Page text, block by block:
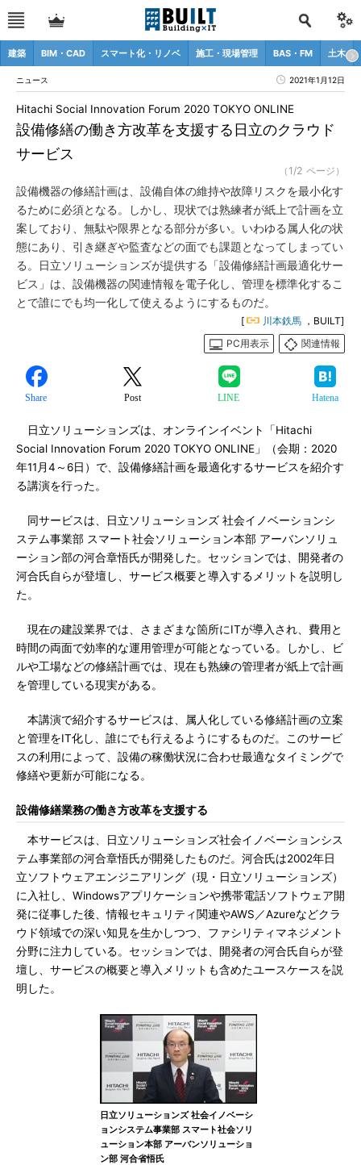
建築 BIM・CAD スマート化・リノベ 施工・現場管理 BAS・FM 土木
ニュース 2021年1月12日
設備修繕の働き方改革を支援する日立のクラウド
サービス
Hitachi Social Innovation Forum 2020 TOKYO ONLINE
（1/2 ページ）
設備機器の修繕計画は、設備自体の維持や故障リスクを最小化す
るために必須となる。しかし、現状では熟練者が紙上で計画を立
案しており、無駄や限界となる部分が多い。いわゆる属人化の状
態にあり、引き継ぎや監査などの面でも課題となってしまってい
る。日立ソリューションズが提供する「設備修繕計画最適化サー
ビス」は、設備機器の関連情報を電子化し、管理を標準化するこ
とで誰にでも均一化して使えるようにするものだ。
[ 川本鉄馬 ，BUILT]
PC用表示
関連情報
Share Post LINE Hatena
日立ソリューションズは、オンラインイベント「Hitachi
Social Innovation Forum 2020 TOKYO ONLINE」（会期：2020
年11月4～6日）で、設備修繕計画を最適化するサービスを紹介す
る講演を行った。
同サービスは、日立ソリューションズ 社会イノベーションシ
ステム事業部 スマート社会ソリューション本部 アーバンソリュ
ーション部の河合章悟氏が開発した。セッションでは、開発者の
河合氏自らが登壇し、サービス概要と導入するメリットを説明し
た。
現在の建設業界では、さまざまな箇所にITが導入され、費用と
時間の両面で効率的な運用管理が可能となっている。しかし、ビ
ルや工場などの修繕計画では、現在も熟練の管理者が紙上で計画
を管理している現実がある。
本講演で紹介するサービスは、属人化している修繕計画の立案
と管理をIT化し、誰にでも行えるようにするものだ。このサービ
スの利用によって、設備の稼働状況に合わせ最適なタイミングで
修繕や更新が可能になる。
設備修繕業務の働き方改革を支援する
本サービスは、日立ソリューションズ社会イノベーションシス
テム事業部の河合章悟氏が開発したものだ。河合氏は2002年日
立ソフトウェアエンジニアリング（現・日立ソリューションズ）
に入社し、Windowsアプリケーションや携帯電話ソフトウェア開
発に従事した後、情報セキュリティ関連やAWS／Azureなどクラ
ウド領域での深い知見を生かしつつ、ファシリティマネジメント
分野に注力している。セッションでは、開発者の河合氏自らが登
壇し、サービスの概要と導入メリットも含めたユースケースを説
明した。
日立ソリューションズ 社会イノベーシ
ョンシステム事業部 スマート社会ソリ
ューション本部 アーバンソリューショ
ン部 河合省悟氏